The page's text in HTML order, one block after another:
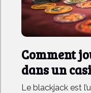
Comment
dans un
Le blackjack est